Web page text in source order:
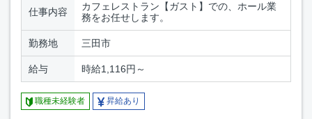
仕事内容
カフェレストラン【ガスト】での、ホール業
務をお任せします。
勤務地 三田市
給与 時給1,116円～
職種未経験者 昇給あり